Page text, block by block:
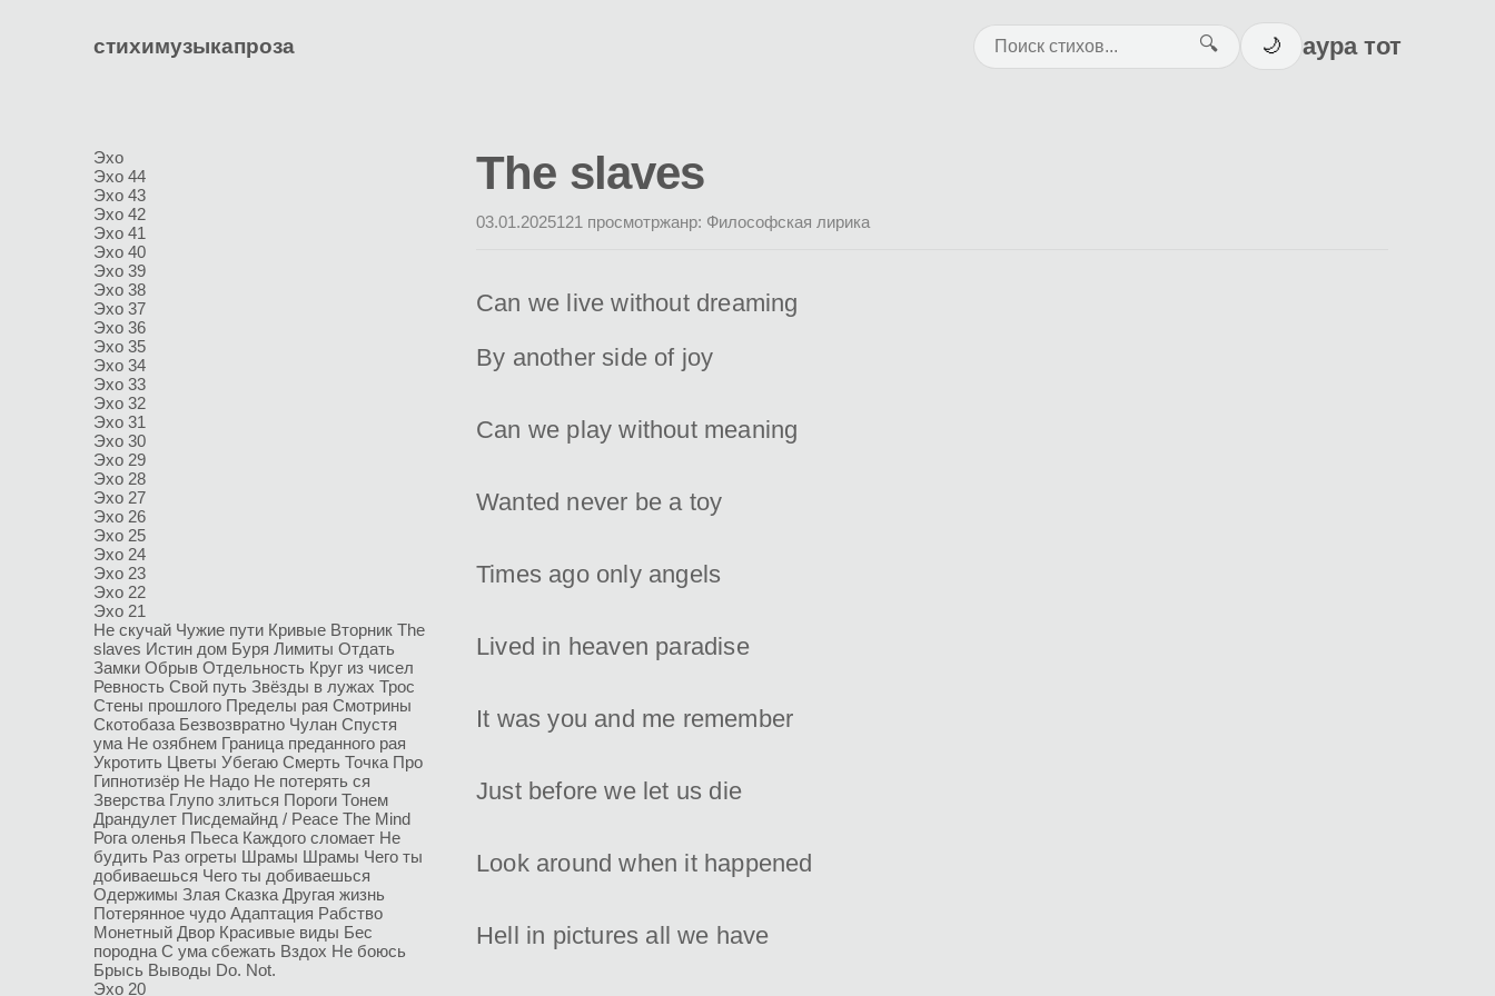
стихимузыкапроза 🔍 🌙 аура тот
Эхо
Эхо 44
Эхо 43
Эхо 42
Эхо 41
Эхо 40
Эхо 39
Эхо 38
Эхо 37
Эхо 36
Эхо 35
Эхо 34
Эхо 33
Эхо 32
Эхо 31
Эхо 30
Эхо 29
Эхо 28
Эхо 27
Эхо 26
Эхо 25
Эхо 24
Эхо 23
Эхо 22
Эхо 21
Не скучай Чужие пути Кривые Вторник The
slaves Истин дом Буря Лимиты Отдать
Замки Обрыв Отдельность Круг из чисел
Ревность Свой путь Звёзды в лужах Трос
Стены прошлого Пределы рая Смотрины
Скотобаза Безвозвратно Чулан Спустя
ума Не озябнем Граница преданного рая
Укротить Цветы Убегаю Смерть Точка Про
Гипнотизёр Не Надо Не потерять ся
Зверства Глупо злиться Пороги Тонем
Драндулет Писдемайнд / Peace The Mind
Рога оленья Пьеса Каждого сломает Не
будить Раз огреты Шрамы Шрамы Чего ты
добиваешься Чего ты добиваешься
Одержимы Злая Сказка Другая жизнь
Потерянное чудо Адаптация Рабство
Монетный Двор Красивые виды Бес
породна С ума сбежать Вздох Не боюсь
Брысь Выводы Do. Not.
Эхо 20
The slaves
03.01.2025121 просмотржанр: Философская лирика
Can we live without dreaming
By another side of joy
Can we play without meaning
Wanted never be a toy
Times ago only angels
Lived in heaven paradise
It was you and me remember
Just before we let us die
Look around when it happened
Hell in pictures all we have